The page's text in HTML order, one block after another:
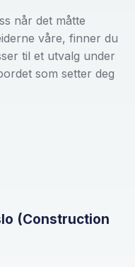
når det måtte
våre, finner du
til et utvalg under
som setter deg
(Construction